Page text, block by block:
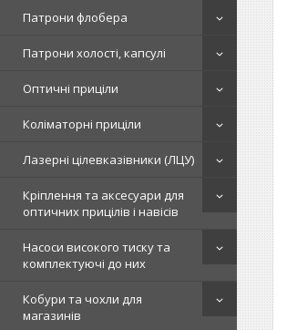
Патрони флобера
Патрони холості, капсулі
Оптичні приціли
Коліматорні приціли
Лазерні цілевказівники (ЛЦУ)
Кріплення та аксесуари для
оптичних прицілів і навісів
Насоси високого тиску та
комплектуючі до них
Кобури та чохли для
магазинів